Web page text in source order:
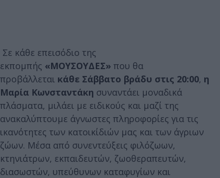
Σε κάθε επεισόδιο της
εκπομπής «ΜΟΥΣΟΥΔΕΣ» που θα
προβάλλεται κάθε Σάββατο βράδυ στις 20:00, η
Μαρία Κωνσταντάκη συναντάει μοναδικά
πλάσματα, μιλάει με ειδικούς και μαζί της
ανακαλύπτουμε άγνωστες πληροφορίες για τις
ικανότητες των κατοικίδιών μας και των άγριων
ζώων. Μέσα από συνεντεύξεις φιλόζωων,
κτηνιάτρων, εκπαιδευτών, ζωοθεραπευτών,
διασωστών, υπεύθυνων καταφυγίων και